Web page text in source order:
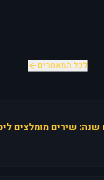
לכל המאמרים